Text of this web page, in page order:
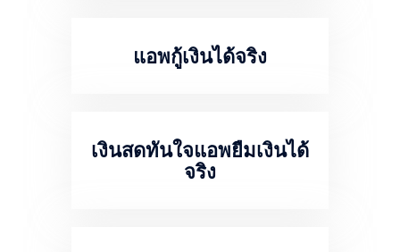
แอพกู้เงินได้จริง
เงินสดทันใจแอพยืมเงินได้
จริง